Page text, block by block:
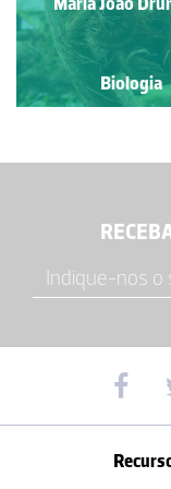
Silva
Biologia
Biologia